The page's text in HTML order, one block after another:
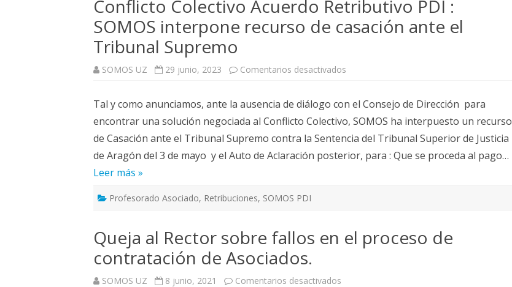
Conflicto Colectivo Acuerdo Retributivo PDI :
SOMOS interpone recurso de casación ante el
Tribunal Supremo
SOMOS UZ 29 junio, 2023 Comentarios desactivados
Retributivo
PDI
:
SOMOS
interpone
recurso
de
casación
Tal y como anunciamos, ante la ausencia de diálogo con el Consejo de Dirección para
encontrar una solución negociada al Conflicto Colectivo, SOMOS ha interpuesto un recurso
de Casación ante el Tribunal Supremo contra la Sentencia del Tribunal Superior de Justicia
de Aragón del 3 de mayo y el Auto de Aclaración posterior, para : Que se proceda al pago…
Leer más »
Profesorado Asociado, Retribuciones, SOMOS PDI
Queja al Rector sobre fallos en el proceso de
contratación de Asociados.
SOMOS UZ 8 junio, 2021 Comentarios desactivados